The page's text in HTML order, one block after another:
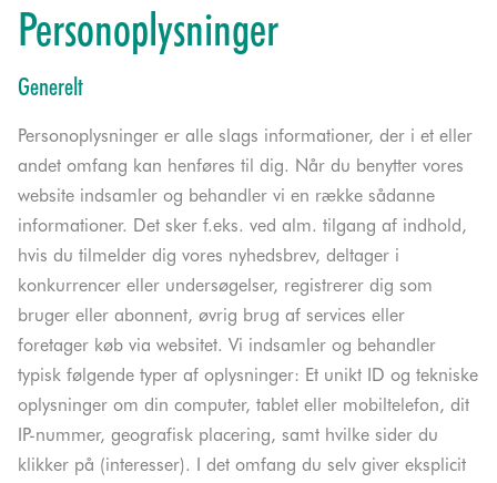
Personoplysninger
Generelt
Personoplysninger er alle slags informationer, der i et eller
andet omfang kan henføres til dig. Når du benytter vores
website indsamler og behandler vi en række sådanne
informationer. Det sker f.eks. ved alm. tilgang af indhold,
hvis du tilmelder dig vores nyhedsbrev, deltager i
konkurrencer eller undersøgelser, registrerer dig som
bruger eller abonnent, øvrig brug af services eller
foretager køb via websitet. Vi indsamler og behandler
typisk følgende typer af oplysninger: Et unikt ID og tekniske
oplysninger om din computer, tablet eller mobiltelefon, dit
IP-nummer, geografisk placering, samt hvilke sider du
klikker på (interesser). I det omfang du selv giver eksplicit